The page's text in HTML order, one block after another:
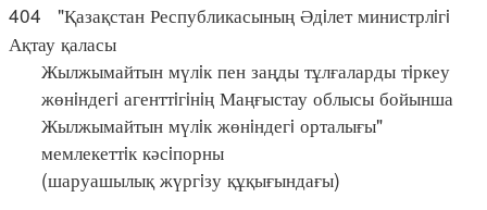
404 "Қазақстан Республикасының Әдiлет министрлiгi
Ақтау қаласы
Жылжымайтын мүлiк пен заңды тұлғаларды тiркеу
жөнiндегi агенттiгiнiң Маңғыстау облысы бойынша
Жылжымайтын мүлiк жөнiндегi орталығы"
мемлекеттiк кәсiпорны
(шаруашылық жүргiзу құқығындағы)